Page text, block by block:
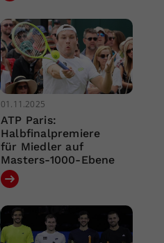
01.11.2025
ATP Paris:
Halbfinalpremiere
für Miedler auf
Masters-1000-Ebene